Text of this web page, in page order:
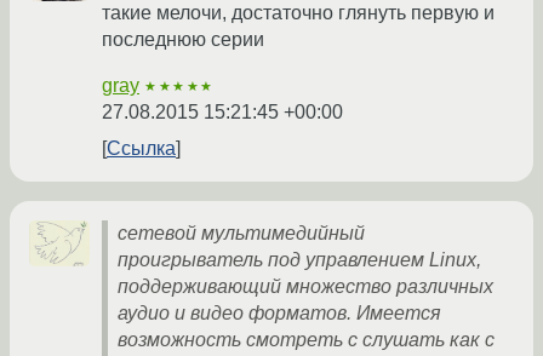
такие мелочи, достаточно глянуть первую и
последнюю серии
gray ★★★★★
27.08.2015 15:21:45 +00:00
Ссылка
сетевой мультимедийный
проигрыватель под управлением Linux,
поддерживающий множество различных
аудио и видео форматов. Имеется
возможность смотреть с слушать как с